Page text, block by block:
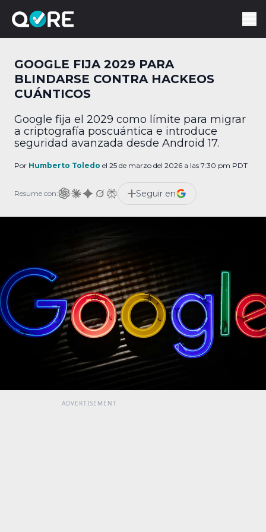
GOOGLE FIJA 2029 PARA
BLINDARSE CONTRA HACKEOS
CUÁNTICOS
Google fija el 2029 como límite para migrar
a criptografía poscuántica e introduce
seguridad avanzada desde Android 17.
Por Humberto Toledo el 25 de marzo del 2026 a las 7:30 pm PDT
Resume con: Seguir en